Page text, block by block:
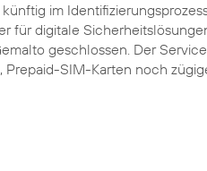
im
für digitale
geschlossen. Der
SIM-Karten noch